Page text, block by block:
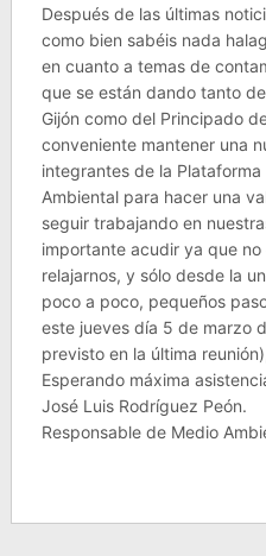
Después de las últimas
como bien sabéis nada
en cuanto a temas de
que se están dando tanto
Gijón como del Principado
conveniente mantener una
integrantes de la
Ambiental para hacer una
seguir trabajando en
importante acudir ya que
relajarnos, y sólo desde la
poco a poco, pequeños
este jueves día 5 de marzo
previsto en la última
Esperando máxima
José Luis Rodríguez Peón.
Responsable de Medio